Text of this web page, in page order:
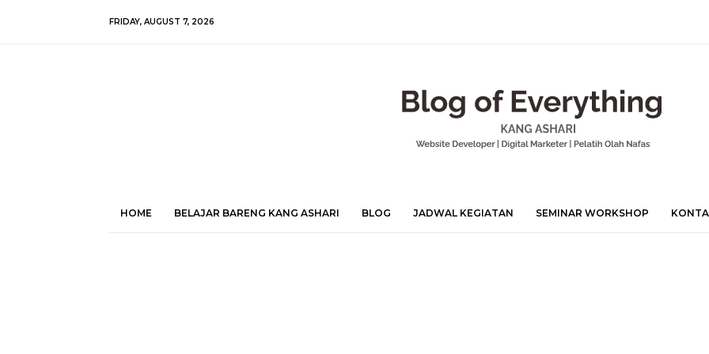
FRIDAY, AUGUST 7, 2026
HOME BELAJAR BARENG KANG ASHARI BLOG JADWAL KEGIATAN SEMINAR WORKSHOP